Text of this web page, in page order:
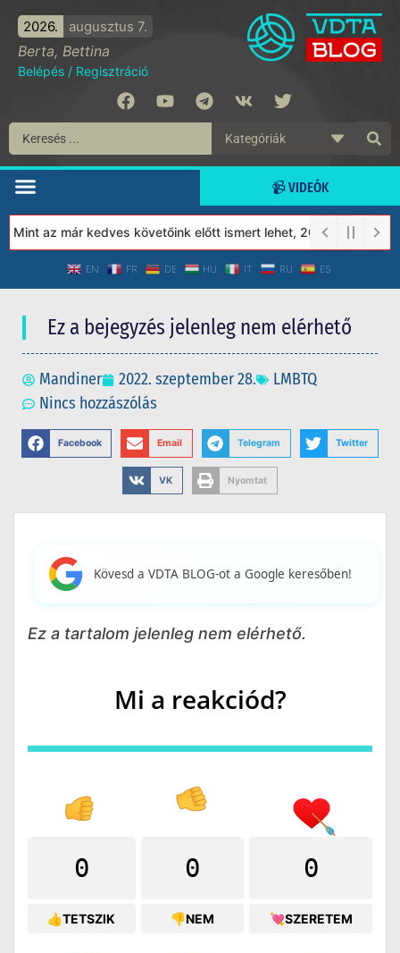
2026. augusztus 7.
Berta, Bettina
Belépés / Regisztráció
📹 VIDEÓK
az már kedves követőink előtt ismert lehet, 2023-tól a
EN FR DE HU IT RU ES
Ez a bejegyzés jelenleg nem elérhető
Mandiner 2022. szeptember 28.
LMBTQ
Nincs hozzászólás
Facebook Email Telegram Twitter
VK Nyomtat
Kövesd a VDTA BLOG-ot a Google keresőben!
Ez a tartalom jelenleg nem elérhető.
Mi a reakciód?
0
👍TETSZIK
0
👎NEM
0
💘SZERETEM